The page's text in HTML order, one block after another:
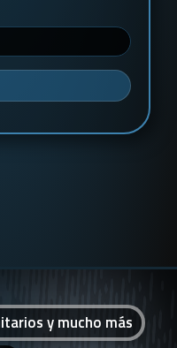
y mucho más